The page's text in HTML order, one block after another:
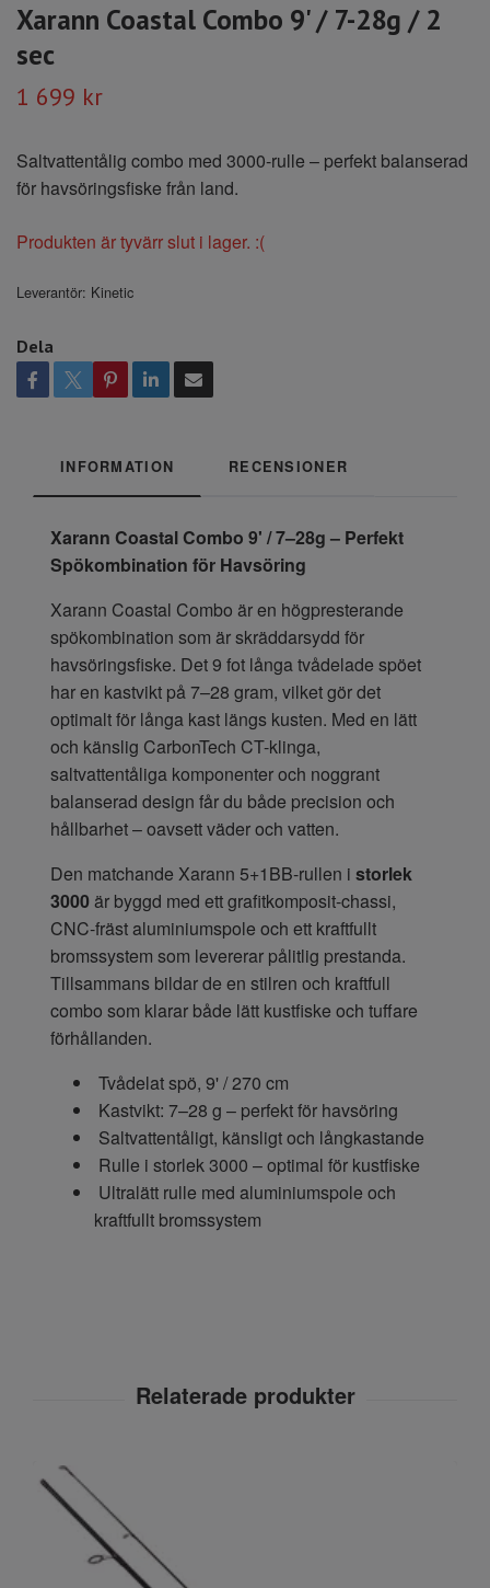
Xarann Coastal Combo 9' / 7-28g / 2
sec
1 699 kr
Saltvattentålig combo med 3000-rulle – perfekt balanserad
för havsöringsfiske från land.
Produkten är tyvärr slut i lager. :(
Leverantör: Kinetic
Dela
INFORMATION RECENSIONER
Xarann Coastal Combo 9' / 7–28g – Perfekt
Spökombination för Havsöring
Xarann Coastal Combo är en högpresterande
spökombination som är skräddarsydd för
havsöringsfiske. Det 9 fot långa tvådelade spöet
har en kastvikt på 7–28 gram, vilket gör det
optimalt för långa kast längs kusten. Med en lätt
och känslig CarbonTech CT-klinga,
saltvattentåliga komponenter och noggrant
balanserad design får du både precision och
hållbarhet – oavsett väder och vatten.
Den matchande Xarann 5+1BB-rullen i storlek
3000är byggd med ett grafitkomposit-chassi,
CNC-fräst aluminiumspole och ett kraftfullt
bromssystem som levererar pålitlig prestanda.
Tillsammans bildar de en stilren och kraftfull
combo som klarar både lätt kustfiske och tuffare
förhållanden.
Tvådelat spö, 9' / 270 cm
Kastvikt: 7–28 g – perfekt för havsöring
Saltvattentåligt, känsligt och långkastande
Rulle i storlek 3000 – optimal för kustfiske
Ultralätt rulle med aluminiumspole och
kraftfullt bromssystem